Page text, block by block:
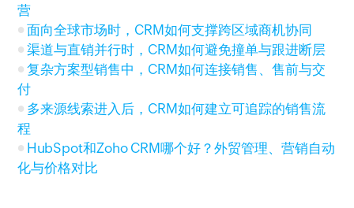
营
面向全球市场时，CRM如何支撑跨区域商机协同
渠道与直销并行时，CRM如何避免撞单与跟进断层
复杂方案型销售中，CRM如何连接销售、售前与交
付
多来源线索进入后，CRM如何建立可追踪的销售流
程
HubSpot和Zoho CRM哪个好？外贸管理、营销自动
化与价格对比